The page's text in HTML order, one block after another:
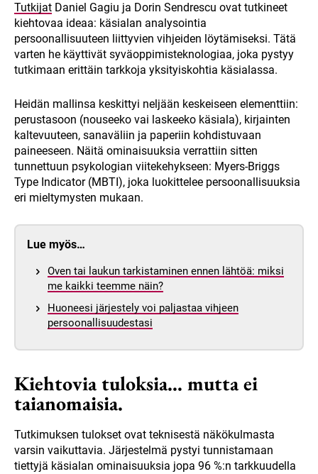
Tutkijat Daniel Gagiu ja Dorin Sendrescu ovat tutkineet
kiehtovaa ideaa: käsialan analysointia
persoonallisuuteen liittyvien vihjeiden löytämiseksi. Tätä
varten he käyttivät syväoppimisteknologiaa, joka pystyy
tutkimaan erittäin tarkkoja yksityiskohtia käsialassa.
Heidän mallinsa keskittyi neljään keskeiseen elementtiin:
perustasoon (nouseeko vai laskeeko käsiala), kirjainten
kaltevuuteen, sanaväliin ja paperiin kohdistuvaan
paineeseen. Näitä ominaisuuksia verrattiin sitten
tunnettuun psykologian viitekehykseen: Myers-Briggs
Type Indicator (MBTI), joka luokittelee persoonallisuuksia
eri mieltymysten mukaan.
Lue myös…
Oven tai laukun tarkistaminen ennen lähtöä: miksi
me kaikki teemme näin?
Huoneesi järjestely voi paljastaa vihjeen
persoonallisuudestasi
Kiehtovia tuloksia… mutta ei
taianomaisia.
Tutkimuksen tulokset ovat teknisestä näkökulmasta
varsin vaikuttavia. Järjestelmä pystyi tunnistamaan
tiettyjä käsialan ominaisuuksia jopa 96 %:n tarkkuudella